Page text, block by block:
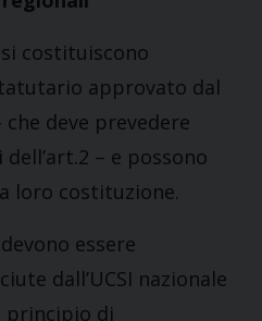
si costituiscono
approvato dal
deve prevedere
– e possono
loro costituzione.
essere
dall’UCSI nazionale
principio di